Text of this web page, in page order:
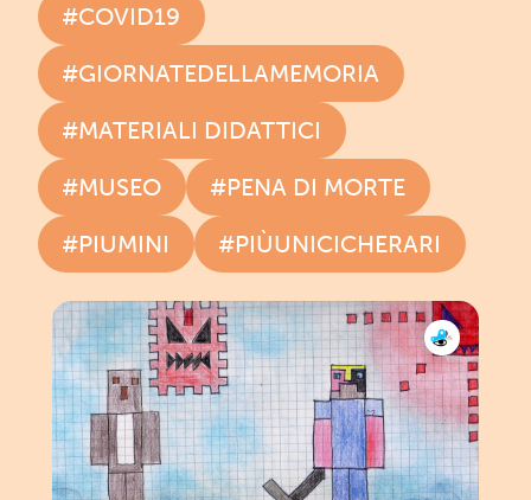
#COVID19
#GIORNATEDELLAMEMORIA
#MATERIALI DIDATTICI
#MUSEO
#PENA DI MORTE
#PIUMINI
#PIÙUNICICHERARI